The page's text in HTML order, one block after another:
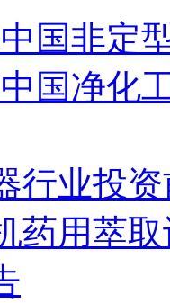
国非定
国净化
行业投
药用萃